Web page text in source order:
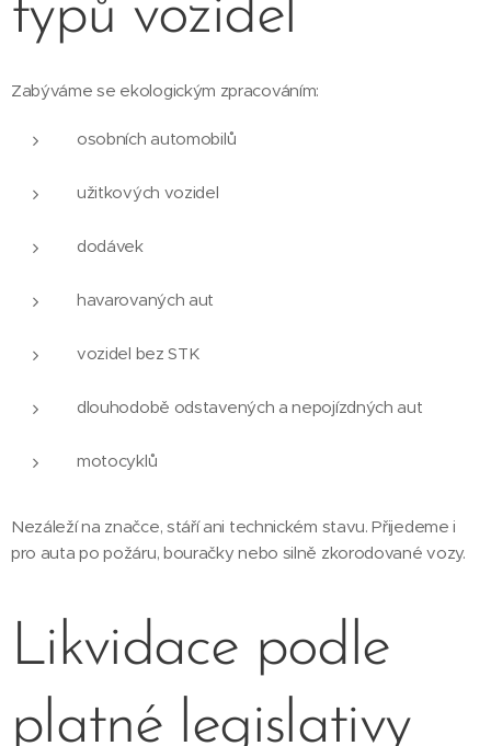
typů vozidel
Zabýváme se ekologickým zpracováním:
osobních automobilů
užitkových vozidel
dodávek
havarovaných aut
vozidel bez STK
dlouhodobě odstavených a nepojízdných aut
motocyklů
Nezáleží na značce, stáří ani technickém stavu. Přijedeme i
pro auta po požáru, bouračky nebo silně zkorodované vozy.
Likvidace podle
platné legislativy